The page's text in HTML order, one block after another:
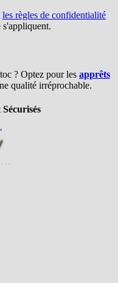
les règles de confidentialité
? Optez pour les apprêts
qualité irréprochable.